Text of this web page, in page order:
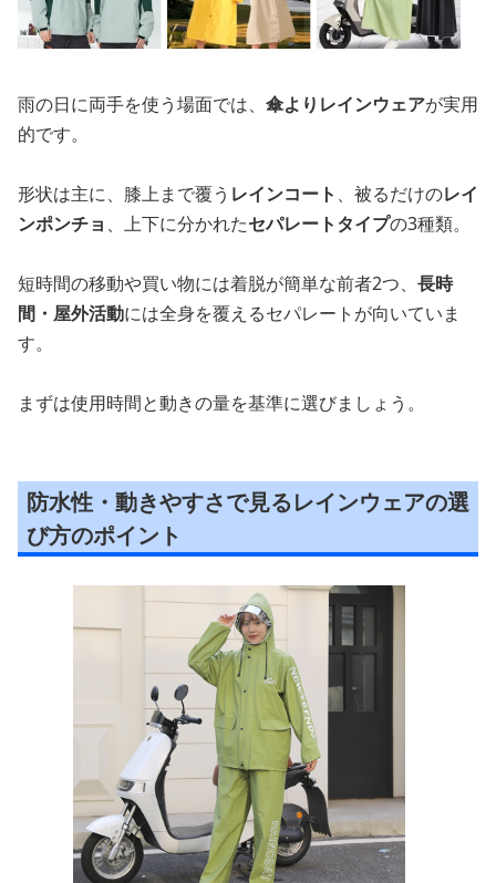
雨の日に両手を使う場面では、 傘よりレインウェアが実用
的です。
形状は主に、膝上まで覆う レインコート 、被るだけのレイ
ンポンチョ 、上下に分かれたセパレートタイプの3種類。
短時間の移動や買い物には着脱が簡単な前者2つ、 長時
間・屋外活動には全身を覆えるセパレートが向いていま
す。
まずは使用時間と動きの量を基準に選びましょう。
防水性・動きやすさで見るレインウェアの選
び方のポイント